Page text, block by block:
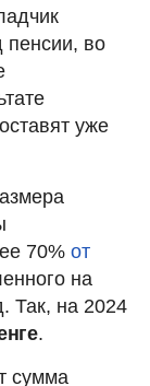
пенсии, во
уже
70% от
на
Так, на 2024
.
сумма